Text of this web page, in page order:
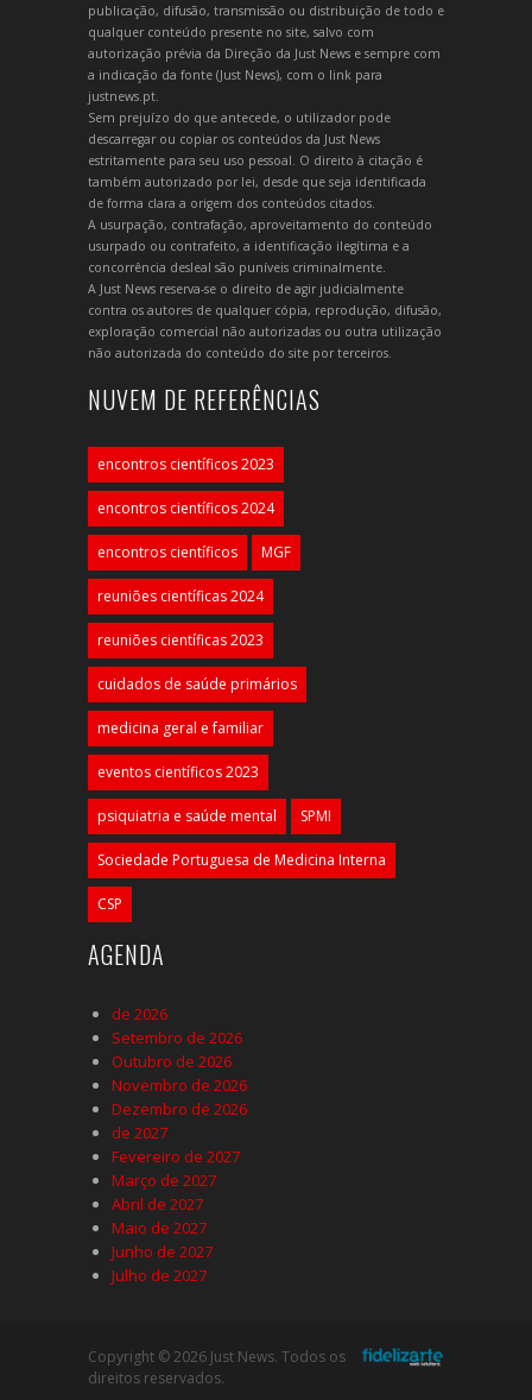
publicação, difusão, transmissão ou distribuição de todo e
qualquer conteúdo presente no site, salvo com
autorização prévia da Direção da Just News e sempre com
a indicação da fonte (Just News), com o link para
justnews.pt.
Sem prejuízo do que antecede, o utilizador pode
descarregar ou copiar os conteúdos da Just News
estritamente para seu uso pessoal. O direito à citação é
também autorizado por lei, desde que seja identificada
de forma clara a origem dos conteúdos citados.
A usurpação, contrafação, aproveitamento do conteúdo
usurpado ou contrafeito, a identificação ilegítima e a
concorrência desleal são puníveis criminalmente.
A Just News reserva-se o direito de agir judicialmente
contra os autores de qualquer cópia, reprodução, difusão,
exploração comercial não autorizadas ou outra utilização
não autorizada do conteúdo do site por terceiros.
NUVEM DE REFERÊNCIAS
encontros científicos 2023
encontros científicos 2024
encontros científicos MGF
reuniões científicas 2024
reuniões científicas 2023
cuidados de saúde primários
medicina geral e familiar
eventos científicos 2023
psiquiatria e saúde mental SPMI
Sociedade Portuguesa de Medicina Interna
CSP
AGENDA
de 2026
Setembro de 2026
Outubro de 2026
Novembro de 2026
Dezembro de 2026
de 2027
Fevereiro de 2027
Março de 2027
Abril de 2027
Maio de 2027
Junho de 2027
Julho de 2027
Copyright © 2026 Just News. Todos os
direitos reservados.